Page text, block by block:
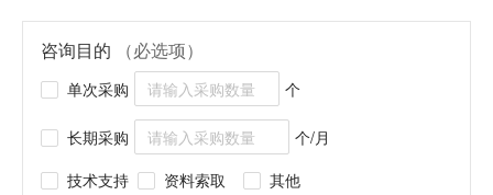
咨询目的 （必选项）
单次采购 个
长期采购
个/月
技术支持
资料索取 其他